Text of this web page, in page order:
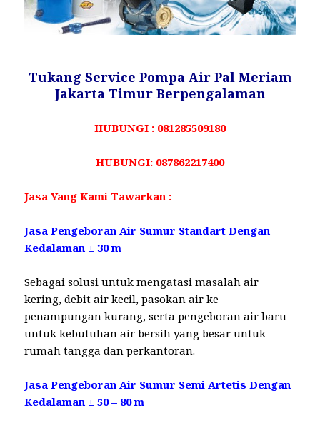
Tukang Service Pompa Air Pal Meriam
Jakarta Timur Berpengalaman
HUBUNGI : 081285509180
HUBUNGI: 087862217400
Jasa Yang Kami Tawarkan :
Jasa Pengeboran Air Sumur Standart Dengan
Kedalaman ± 30 m
Sebagai solusi untuk mengatasi masalah air
kering, debit air kecil, pasokan air ke
penampungan kurang, serta pengeboran air baru
untuk kebutuhan air bersih yang besar untuk
rumah tangga dan perkantoran.
Jasa Pengeboran Air Sumur Semi Artetis Dengan
Kedalaman ± 50 – 80 m